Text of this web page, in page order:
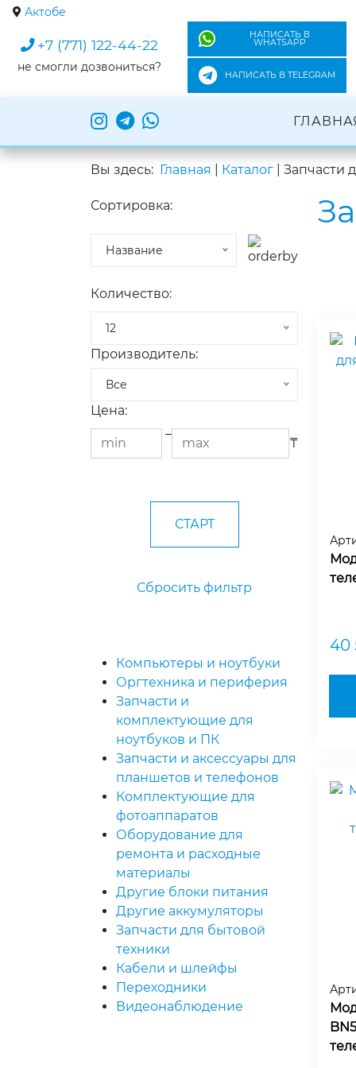
Актобе
+7 (771) 122-44-22
не смогли дозвониться?
НАПИСАТЬ В
WHATSAPP
НАПИСАТЬ В TELEGRAM
Вы здесь: Главная Каталог Запчасти
Сортировка:
Название
Количество:
12
Производитель:
Все
Цена:
–
₸
Сбросить фильтр
Компьютеры и ноутбуки
Оргтехника и периферия
Запчасти и
комплектующие для
ноутбуков и ПК
Запчасти и аксессуары для
планшетов и телефонов
Комплектующие для
фотоаппаратов
Оборудование для
ремонта и расходные
материалы
Другие блоки питания
Другие аккумуляторы
Запчасти для бытовой
техники
Кабели и шлейфы
Переходники
Видеонаблюдение
40